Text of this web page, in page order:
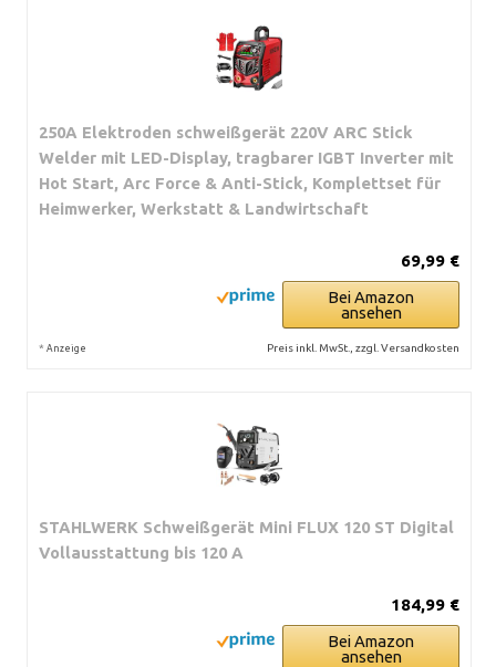
250A Elektroden schweißgerät 220V ARC Stick
Welder mit LED-Display, tragbarer IGBT Inverter mit
Hot Start, Arc Force & Anti-Stick, Komplettset für
Heimwerker, Werkstatt & Landwirtschaft
69,99 €
Bei Amazon
ansehen
* Anzeige Preis inkl. MwSt., zzgl. Versandkosten
STAHLWERK Schweißgerät Mini FLUX 120 ST Digital
Vollausstattung bis 120 A
184,99 €
Bei Amazon
ansehen